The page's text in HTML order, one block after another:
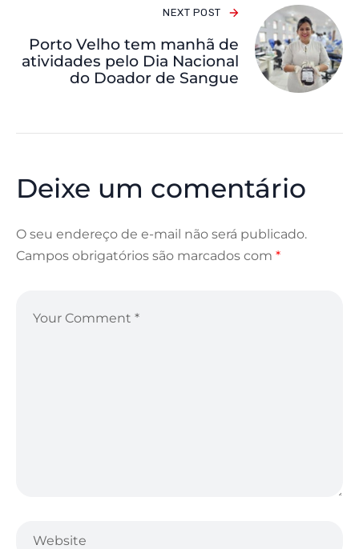
NEXT POST
Porto Velho tem manhã de
atividades pelo Dia Nacional
do Doador de Sangue
Deixe um comentário
O seu endereço de e-mail não será publicado.
Campos obrigatórios são marcados com *